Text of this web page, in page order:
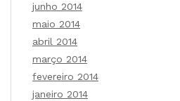
junho 2014
maio 2014
abril 2014
março 2014
fevereiro 2014
janeiro 2014